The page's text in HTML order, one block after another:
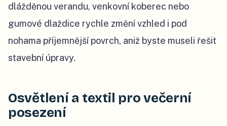
dlážděnou verandu, venkovní koberec nebo
gumové dlaždice rychle změní vzhled i pod
nohama příjemnější povrch, aniž byste museli řešit
stavební úpravy.
Osvětlení a textil pro večerní
posezení